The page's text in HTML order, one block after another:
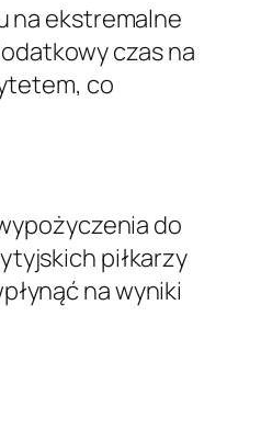
na ekstremalne
czas na
co
do
piłkarzy
na wyniki